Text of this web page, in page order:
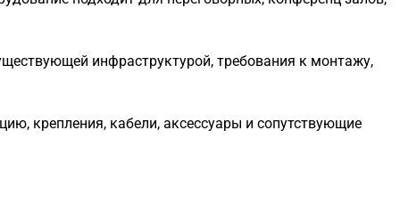
инфраструктурой, требования к монтажу,
крепления, кабели, аксессуары и сопутствующие